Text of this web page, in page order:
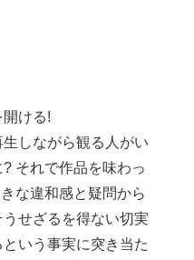
ける!
しながら観る人がい
それで作品を味わっ
な違和感と疑問から
せざるを得ない切実
いう事実に突き当た